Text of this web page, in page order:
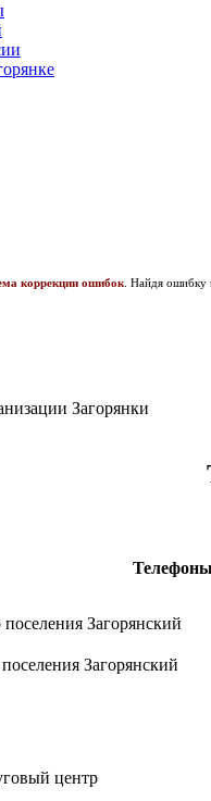
коррекции ошибок . Найдя ошибку
Загорянки
Загорянский
Загорянский
центр